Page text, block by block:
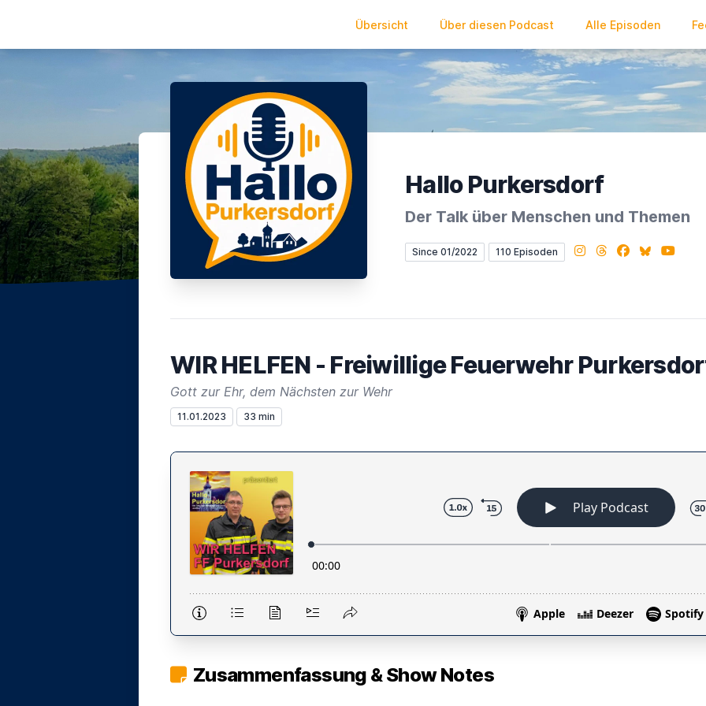
Übersicht Über diesen Podcast Alle Episoden
Hallo Purkersdorf
Der Talk über Menschen und Themen
Since 01/2022 110 Episoden Instagram
Threads
Facebook
Bluesky
WIR HELFEN - Freiwillige Feuerwehr
Gott zur Ehr, dem Nächsten zur Wehr
11.01.2023 33 min
Zusammenfassung & Show Notes